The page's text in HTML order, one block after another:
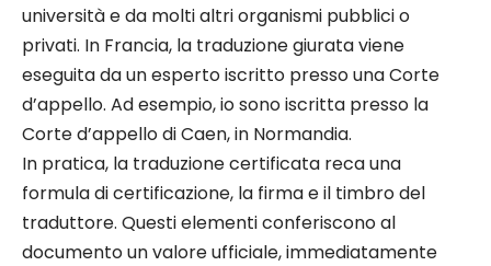
università e da molti altri organismi pubblici o
privati. In Francia, la traduzione giurata viene
eseguita da un esperto iscritto presso una Corte
d’appello. Ad esempio, io sono iscritta presso la
Corte d’appello di Caen, in Normandia.
In pratica, la traduzione certificata reca una
formula di certificazione, la firma e il timbro del
traduttore. Questi elementi conferiscono al
documento un valore ufficiale, immediatamente